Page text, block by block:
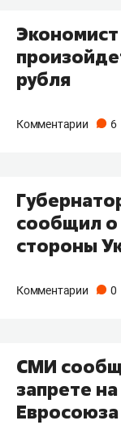
Экономист
рубля
Комментарии 6
сообщил о
стороны
Комментарии 0
СМИ
запрете